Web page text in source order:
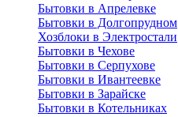
Бытовки в Апрелевке
Бытовки в Долгопрудном
Хозблоки в Электростали
Бытовки в Чехове
Бытовки в Серпухове
Бытовки в Ивантеевке
Бытовки в Зарайске
Бытовки в Котельниках